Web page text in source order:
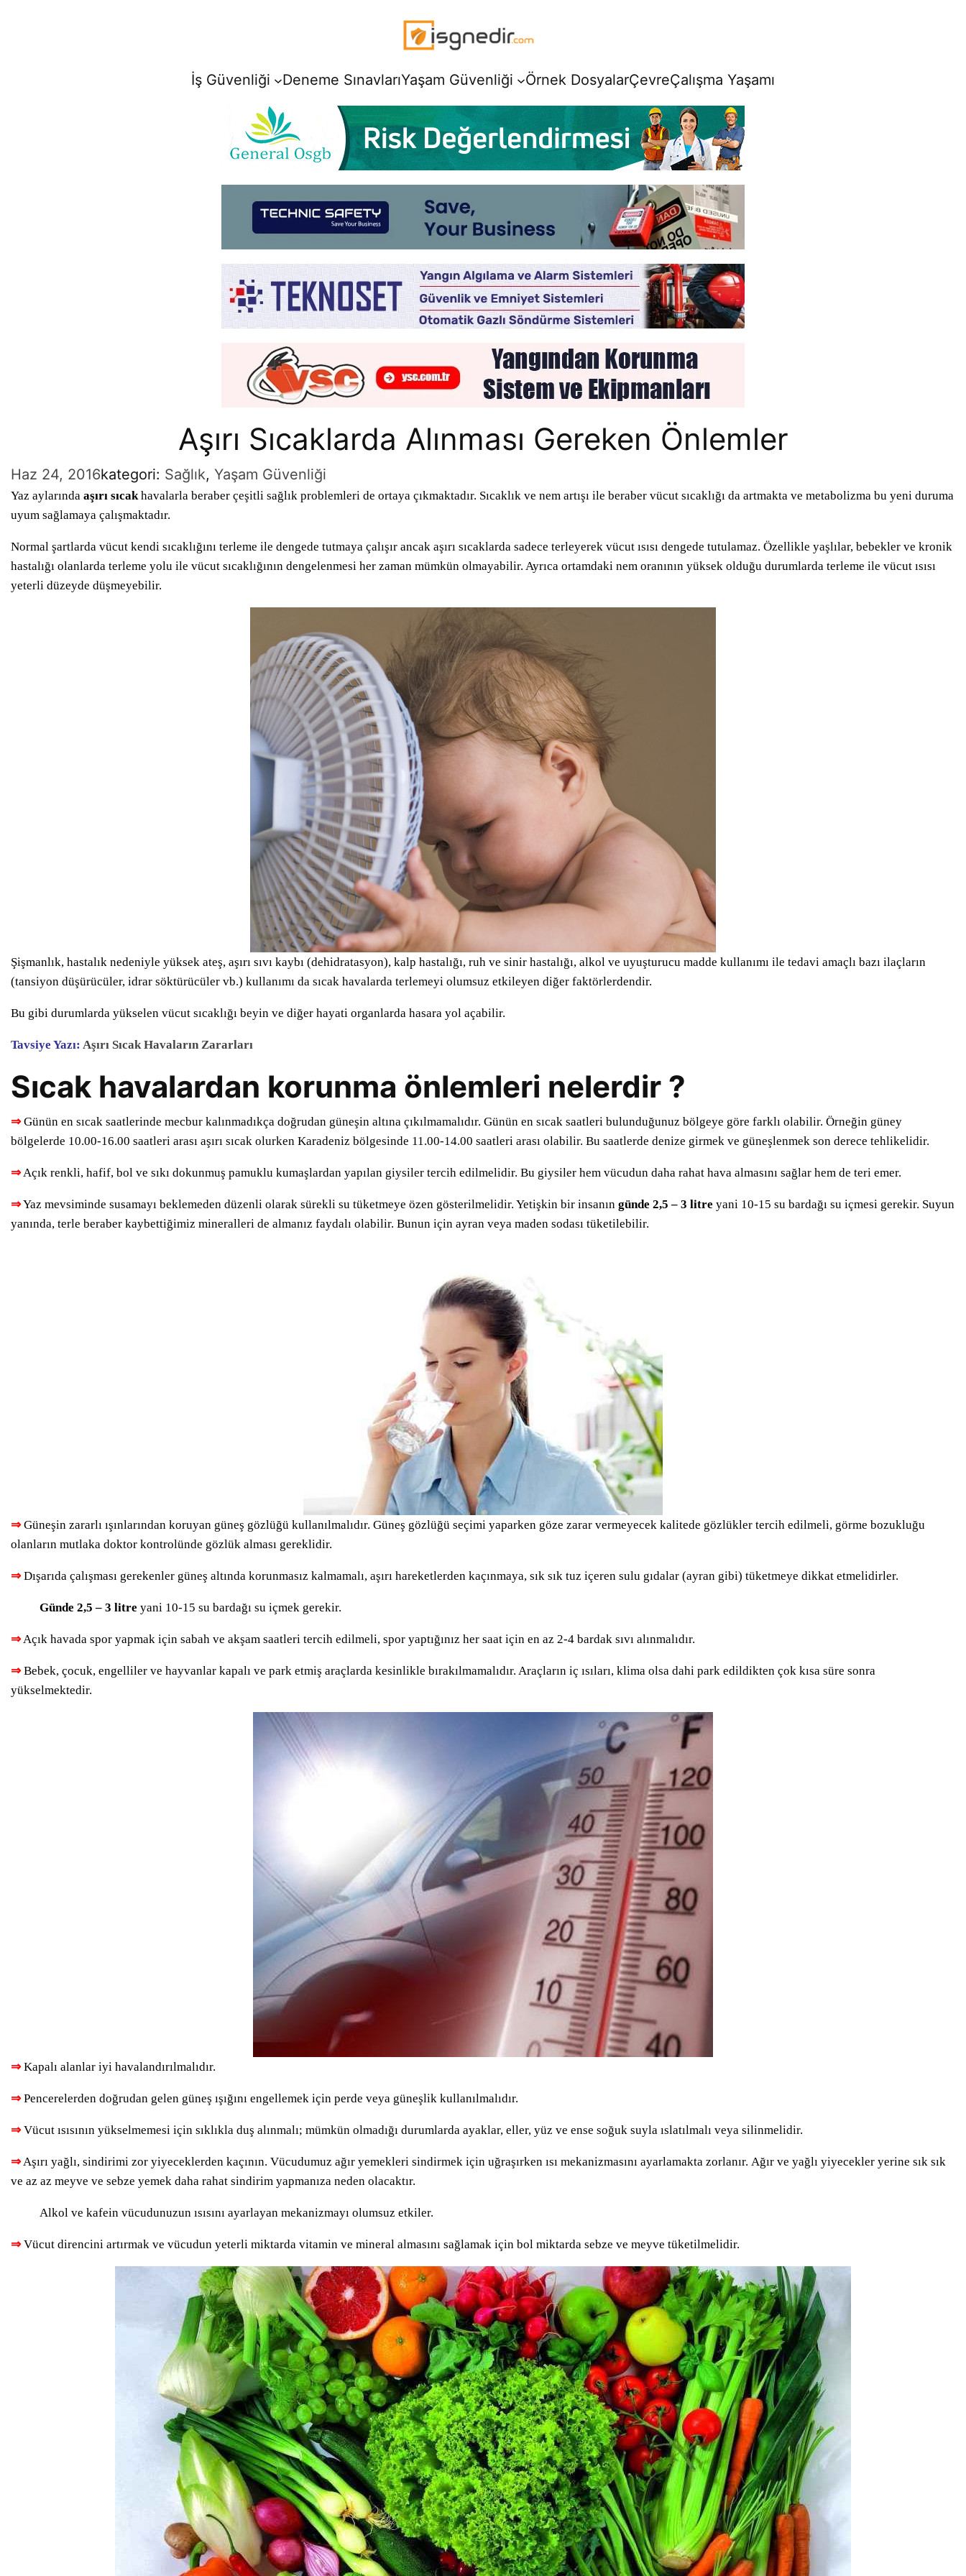
İş Güvenliği Deneme SınavlarıYaşam Güvenliği Örnek DosyalarÇevreÇalışma Yaşamı
Aşırı Sıcaklarda Alınması Gereken Önlemler
Haz 24, 2016kategori: Sağlık, Yaşam Güvenliği
Yaz aylarında aşırı sıcakhavalarla beraber çeşitli sağlık problemleri de ortaya çıkmaktadır. Sıcaklık ve nem artışı ile beraber vücut sıcaklığı da artmakta ve metabolizma bu yeni duruma
uyum sağlamaya çalışmaktadır.
Normal şartlarda vücut kendi sıcaklığını terleme ile dengede tutmaya çalışır ancak aşırı sıcaklarda sadece terleyerek vücut ısısı dengede tutulamaz. Özellikle yaşlılar, bebekler ve kronik
hastalığı olanlarda terleme yolu ile vücut sıcaklığının dengelenmesi her zaman mümkün olmayabilir. Ayrıca ortamdaki nem oranının yüksek olduğu durumlarda terleme ile vücut ısısı
yeterli düzeyde düşmeyebilir.
Şişmanlık, hastalık nedeniyle yüksek ateş, aşırı sıvı kaybı (dehidratasyon), kalp hastalığı, ruh ve sinir hastalığı, alkol ve uyuşturucu madde kullanımı ile tedavi amaçlı bazı ilaçların
(tansiyon düşürücüler, idrar söktürücüler vb.) kullanımı da sıcak havalarda terlemeyi olumsuz etkileyen diğer faktörlerdendir.
Bu gibi durumlarda yükselen vücut sıcaklığı beyin ve diğer hayati organlarda hasara yol açabilir.
Tavsiye Yazı: Aşırı Sıcak Havaların Zararları
Sıcak havalardan korunma önlemleri nelerdir ?
⇒ Günün en sıcak saatlerinde mecbur kalınmadıkça doğrudan güneşin altına çıkılmamalıdır. Günün en sıcak saatleri bulunduğunuz bölgeye göre farklı olabilir. Örneğin güney
bölgelerde 10.00-16.00 saatleri arası aşırı sıcak olurken Karadeniz bölgesinde 11.00-14.00 saatleri arası olabilir. Bu saatlerde denize girmek ve güneşlenmek son derece tehlikelidir.
⇒Açık renkli, hafif, bol ve sıkı dokunmuş pamuklu kumaşlardan yapılan giysiler tercih edilmelidir. Bu giysiler hem vücudun daha rahat hava almasını sağlar hem de teri emer.
⇒Yaz mevsiminde susamayı beklemeden düzenli olarak sürekli su tüketmeye özen gösterilmelidir. Yetişkin bir insanın günde 2,5 – 3 litre yani 10-15 su bardağı su içmesi gerekir. Suyun
yanında, terle beraber kaybettiğimiz mineralleri de almanız faydalı olabilir. Bunun için ayran veya maden sodası tüketilebilir.
⇒Güneşin zararlı ışınlarından koruyan güneş gözlüğü kullanılmalıdır. Güneş gözlüğü seçimi yaparken göze zarar vermeyecek kalitede gözlükler tercih edilmeli, görme bozukluğu
olanların mutlaka doktor kontrolünde gözlük alması gereklidir.
⇒Dışarıda çalışması gerekenler güneş altında korunmasız kalmamalı, aşırı hareketlerden kaçınmaya, sık sık tuz içeren sulu gıdalar (ayran gibi) tüketmeye dikkat etmelidirler.
Günde 2,5 – 3 litre yani 10-15 su bardağı su içmek gerekir.
⇒Açık havada spor yapmak için sabah ve akşam saatleri tercih edilmeli, spor yaptığınız her saat için en az 2-4 bardak sıvı alınmalıdır.
⇒Bebek, çocuk, engelliler ve hayvanlar kapalı ve park etmiş araçlarda kesinlikle bırakılmamalıdır. Araçların iç ısıları, klima olsa dahi park edildikten çok kısa süre sonra
yükselmektedir.
⇒Kapalı alanlar iyi havalandırılmalıdır.
⇒Pencerelerden doğrudan gelen güneş ışığını engellemek için perde veya güneşlik kullanılmalıdır.
⇒Vücut ısısının yükselmemesi için sıklıkla duş alınmalı; mümkün olmadığı durumlarda ayaklar, eller, yüz ve ense soğuk suyla ıslatılmalı veya silinmelidir.
⇒Aşırı yağlı, sindirimi zor yiyeceklerden kaçının. Vücudumuz ağır yemekleri sindirmek için uğraşırken ısı mekanizmasını ayarlamakta zorlanır. Ağır ve yağlı yiyecekler yerine sık sık
ve az az meyve ve sebze yemek daha rahat sindirim yapmanıza neden olacaktır.
Alkol ve kafein vücudunuzun ısısını ayarlayan mekanizmayı olumsuz etkiler.
⇒Vücut direncini artırmak ve vücudun yeterli miktarda vitamin ve mineral almasını sağlamak için bol miktarda sebze ve meyve tüketilmelidir.